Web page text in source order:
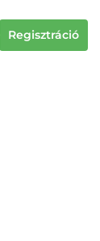
Regisztráció